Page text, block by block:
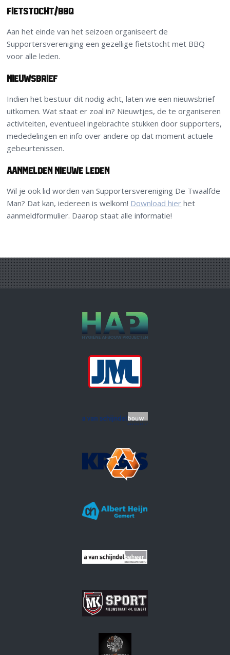
Fietstocht/BBQ
Aan het einde van het seizoen organiseert de
Supportersvereniging een gezellige fietstocht met BBQ
voor alle leden.
Nieuwsbrief
Indien het bestuur dit nodig acht, laten we een nieuwsbrief
uitkomen. Wat staat er zoal in? Nieuwtjes, de te organiseren
activiteiten, eventueel ingebrachte stukken door supporters,
mededelingen en info over andere op dat moment actuele
gebeurtenissen.
Aanmelden nieuwe leden
Wil je ook lid worden van Supportersvereniging De Twaalfde
Man? Dat kan, iedereen is welkom! Download hier het
aanmeldformulier. Daarop staat alle informatie!